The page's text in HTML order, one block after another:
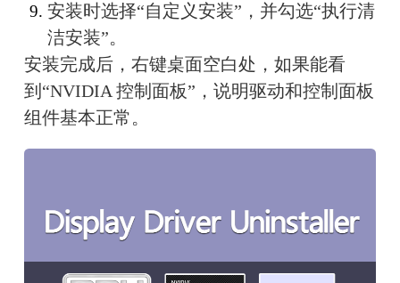
安装时选择“自定义安装”，并勾选“执行清
洁安装”。
安装完成后，右键桌面空白处，如果能看
到“NVIDIA 控制面板”，说明驱动和控制面板
组件基本正常。